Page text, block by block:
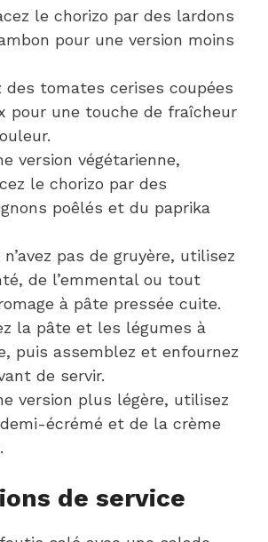
le chorizo par des lardons
pour une version moins
des tomates cerises coupées
pour une touche de fraîcheur
version végétarienne,
le chorizo par des
poêlés et du paprika
n’avez pas de gruyère, utilisez
de l’emmental ou tout
à pâte pressée cuite.
la pâte et les légumes à
puis assemblez et enfournez
de servir.
version plus légère, utilisez
écrémé et de la crème
de service